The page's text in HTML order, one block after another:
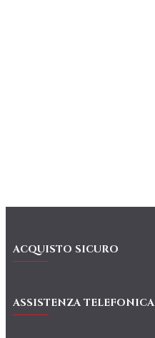
ACQUISTO SICURO
ASSISTENZA TELEFONICA